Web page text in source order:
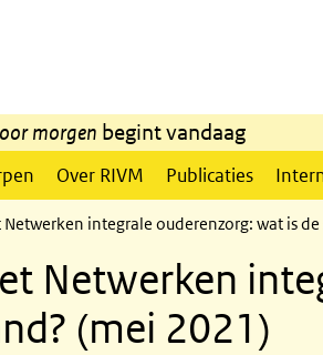
morgen begint vandaag
Over RIVM Publicaties
Netwerken integrale ouderenzorg: wat is
Netwerken
(mei 2021)